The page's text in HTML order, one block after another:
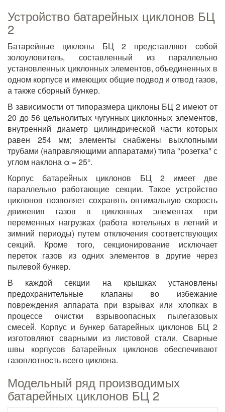
Устройство батарейных циклонов БЦ
2
Батарейные циклоны БЦ 2 представляют собой
золоуловитель, составленный из параллельно
установленных циклонных элементов, объединенных в
одном корпусе и имеющих общие подвод и отвод газов,
а также сборный бункер.
В зависимости от типоразмера циклоны БЦ 2 имеют от
20 до 56 цельнолитых чугунных циклонных элементов,
внутренний диаметр цилиндрической части которых
равен 254 мм; элементы снабжены выхлопными
трубами (направляющими аппаратами) типа "розетка" с
углом наклона α = 25°.
Корпус батарейных циклонов БЦ 2 имеет две
параллельно работающие секции. Такое устройство
циклонов позволяет сохранять оптимальную скорость
движения газов в циклонных элементах при
переменных нагрузках (работа котельных в летний и
зимний периоды) путем отключения соответствующих
секций. Кроме того, секционирование исключает
переток газов из одних элементов в другие через
пылевой бункер.
В каждой секции на крышках установлены
предохранительные клапаны во избежание
повреждения аппарата при взрывах или хлопках в
процессе очистки взрывоопасных пылегазовых
смесей. Корпус и бункер батарейных циклонов БЦ 2
изготовляют сварными из листовой стали. Сварные
швы корпусов батарейных циклонов обеспечивают
газоплотность всего циклона.
Модельный ряд производимых
батарейных циклонов БЦ 2